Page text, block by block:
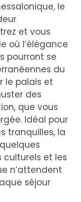
le
et vous
où l’élégance
pourront se
du
le palais et
des
que vous
Idéal pour
tranquilles, la
culturels et les
n’attendent
séjour